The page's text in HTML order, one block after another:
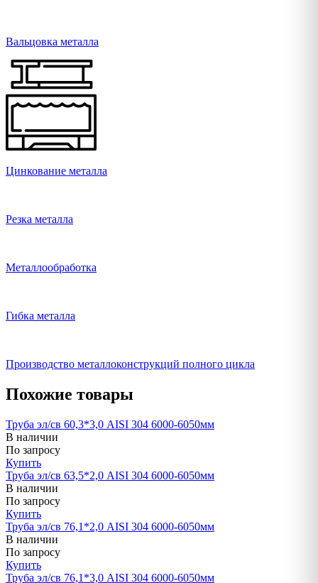
Вальцовка металла
Цинкование металла
Резка металла
Металлообработка
Гибка металла
Производство металлоконструкций полного цикла
Похожие товары
Труба эл/св 60,3*3,0 AISI 304 6000-6050мм
В наличии
По запросу
Купить
Труба эл/св 63,5*2,0 AISI 304 6000-6050мм
В наличии
По запросу
Купить
Труба эл/св 76,1*2,0 AISI 304 6000-6050мм
В наличии
По запросу
Купить
Труба эл/св 76,1*3,0 AISI 304 6000-6050мм